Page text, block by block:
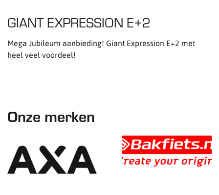
GIANT EXPRESSION E+2
Mega Jubileum aanbieding! Giant Expression E+2 met
heel veel voordeel!
Onze merken